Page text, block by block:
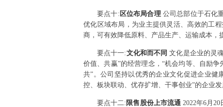
要点十: 区位布局合理 公司总部位于石化
优化区域布局，为业主提供灵活、高效的工
商，可有效降低原料、产品生产、运输成本，
要点十一:文化和而不同文化是企业的灵
价值、共赢”的经营理念，“机会均等、自励
共”。公司坚持以优秀的企业文化促进企业健
控、板块联动、优存扩增、干事创业”的企业
要点十二: 限售股份上市流通2022年6月